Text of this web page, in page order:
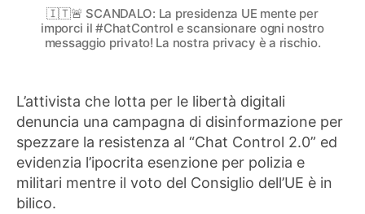
🇮🇹🚨 SCANDALO: La presidenza UE mente per
imporci il #ChatControl e scansionare ogni nostro
messaggio privato! La nostra privacy è a rischio.
L’attivista che lotta per le libertà digitali
denuncia una campagna di disinformazione per
spezzare la resistenza al “Chat Control 2.0” ed
evidenzia l’ipocrita esenzione per polizia e
militari mentre il voto del Consiglio dell’UE è in
bilico.